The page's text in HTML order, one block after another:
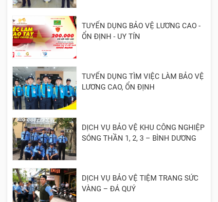
TUYỂN DỤNG BẢO VỆ LƯƠNG CAO -
ỔN ĐỊNH - UY TÍN
TUYỂN DỤNG TÌM VIỆC LÀM BẢO VỆ
LƯƠNG CAO, ỔN ĐỊNH
DỊCH VỤ BẢO VỆ KHU CÔNG NGHIỆP
SÓNG THẦN 1, 2, 3 – BÌNH DƯƠNG
DỊCH VỤ BẢO VỆ TIỆM TRANG SỨC
VÀNG – ĐÁ QUÝ